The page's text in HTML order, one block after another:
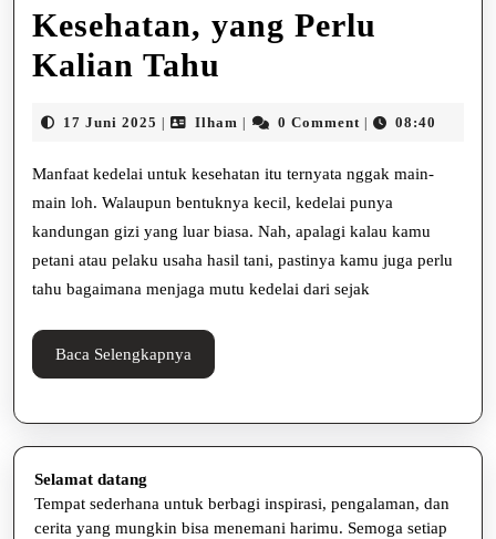
Kesehatan, yang Perlu
Kalian Tahu
Kesehatan,
yang
Perlu
Kalian
17 Juni 2025 17
Ilham Ilham0 Comment 08:40
Manfaat kedelai untuk kesehatan itu ternyata nggak main-
main loh. Walaupun bentuknya kecil, kedelai punya
kandungan gizi yang luar biasa. Nah, apalagi kalau kamu
petani atau pelaku usaha hasil tani, pastinya kamu juga perlu
tahu bagaimana menjaga mutu kedelai dari sejak
Baca Selengkapnya
Selengkapnya
Selamat datang
Tempat sederhana untuk berbagi inspirasi, pengalaman, dan
cerita yang mungkin bisa menemani harimu. Semoga setiap